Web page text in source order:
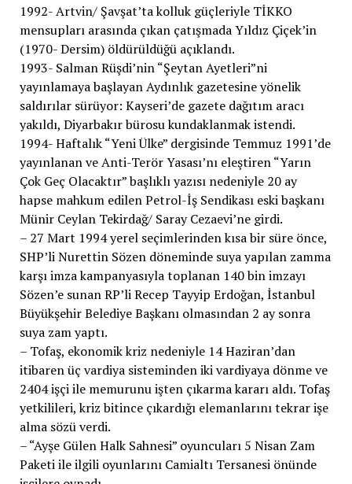
1992- Artvin/ Şavşat’ta kolluk güçleriyle TİKKO
mensupları arasında çıkan çatışmada Yıldız Çiçek’in
(1970- Dersim) öldürüldüğü açıklandı.
1993- Salman Rüşdi’nin “Şeytan Ayetleri”ni
yayınlamaya başlayan Aydınlık gazetesine yönelik
saldırılar sürüyor: Kayseri’de gazete dağıtım aracı
yakıldı, Diyarbakır bürosu kundaklanmak istendi.
1994- Haftalık “Yeni Ülke” dergisinde Temmuz 1991’de
yayınlanan ve Anti-Terör Yasası’nı eleştiren “Yarın
Çok Geç Olacaktır” başlıklı yazısı nedeniyle 20 ay
hapse mahkum edilen Petrol-İş Sendikası eski başkanı
Münir Ceylan Tekirdağ/ Saray Cezaevi’ne girdi.
– 27 Mart 1994 yerel seçimlerinden kısa bir süre önce,
SHP’li Nurettin Sözen döneminde suya yapılan zamma
karşı imza kampanyasıyla toplanan 140 bin imzayı
Sözen’e sunan RP’li Recep Tayyip Erdoğan, İstanbul
Büyükşehir Belediye Başkanı olmasından 2 ay sonra
suya zam yaptı.
– Tofaş, ekonomik kriz nedeniyle 14 Haziran’dan
itibaren üç vardiya sisteminden iki vardiyaya dönme ve
2404 işçi ile memurunu işten çıkarma kararı aldı. Tofaş
yetkilileri, kriz bitince çıkardığı elemanlarını tekrar işe
alma sözü verdi.
– “Ayşe Gülen Halk Sahnesi” oyuncuları 5 Nisan Zam
Paketi ile ilgili oyunlarını Camialtı Tersanesi önünde